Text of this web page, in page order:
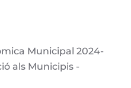
Municipal 2024-
als Municipis -